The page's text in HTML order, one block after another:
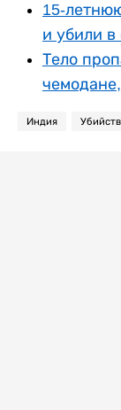
15-
и убили в
Тело
Индия